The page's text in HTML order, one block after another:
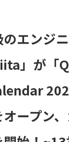
エンジ
」が「
ープン